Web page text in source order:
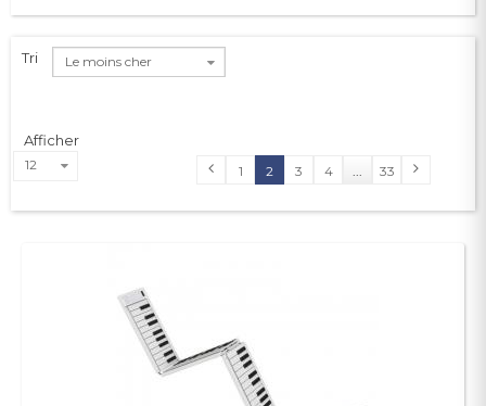
1 2 3 4 33
Tri Le moins cher
Afficher
12